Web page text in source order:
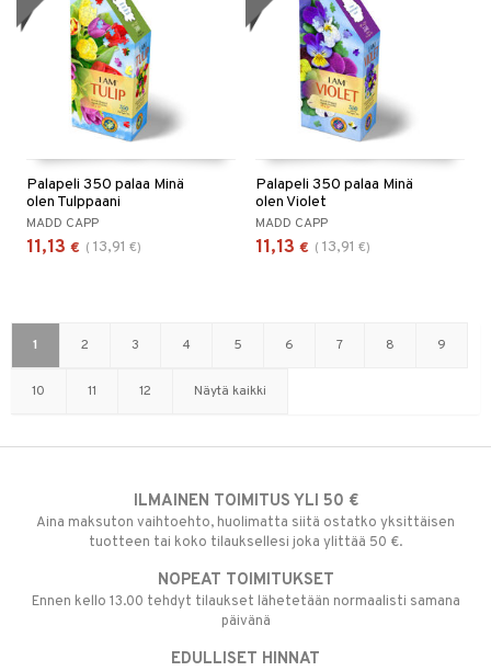
Palapeli 350 palaa Minä
olen Tulppaani
MADD CAPP
11,13 € ( 13,91 €)
Palapeli 350 palaa Minä
olen Violet
MADD CAPP
11,13 € ( 13,91 €)
1 2 3 4 5 6 7 8 9
10 11 12 Näytä kaikki
ILMAINEN TOIMITUS YLI 50 €
Aina maksuton vaihtoehto, huolimatta siitä ostatko yksittäisen
tuotteen tai koko tilauksellesi joka ylittää 50 €.
NOPEAT TOIMITUKSET
Ennen kello 13.00 tehdyt tilaukset lähetetään normaalisti samana
päivänä
EDULLISET HINNAT